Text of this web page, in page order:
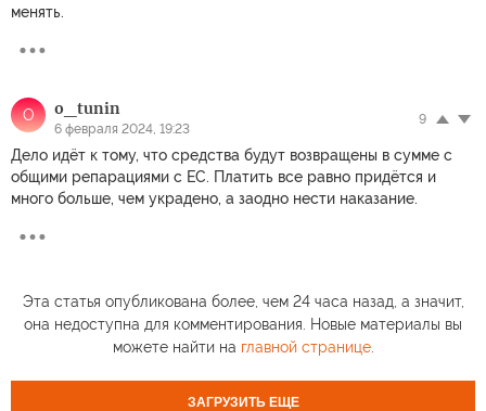
менять.
O o_tunin
6 февраля 2024, 19:23
9
Дело идёт к тому, что средства будут возвращены в сумме с
общими репарациями с ЕС. Платить все равно придётся и
много больше, чем украдено, а заодно нести наказание.
Эта статья опубликована более, чем 24 часа назад, а значит,
она недоступна для комментирования. Новые материалы вы
можете найти на главной странице.
ЗАГРУЗИТЬ ЕЩЕ